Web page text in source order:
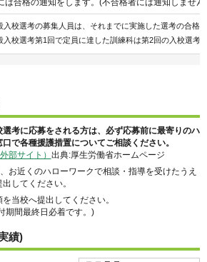
は合格の通知をします。(不合格者には通知しません
入校選考の募集人員は、それまでに実施した選考の合格
入校選考第1回で定員に達した訓練科は第2回の入校選考
考に応募をされる方は、必ず応募前に最寄りのハ
で各種援護措置についてご相談ください。
部サイト） 出典:厚生労働省ホームページ
お近くのハローワークで相談・指導を受けたうえ
してください。
当校へ提出してください。
期間最終日必着です。)
績)